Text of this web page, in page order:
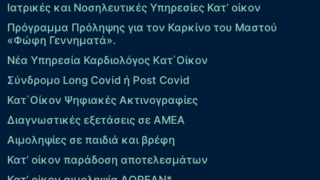
Ιατρικές και Νοσηλευτικές Υπηρεσίες Κατ’ οίκον
Πρόγραμμα Πρόληψης για τον Καρκίνο του Μαστού
«Φώφη Γεννηματά».
Νέα Υπηρεσία Καρδιολόγος Kατ΄Οίκον
Σύνδρομο Long Covid ή Post Covid
Κατ΄Οίκον Ψηφιακές Ακτινογραφίες
Διαγνωστικές εξετάσεις σε ΑΜΕΑ
Αιμοληψίες σε παιδιά και βρέφη
Κατ’ οίκον παράδοση αποτελεσμάτων